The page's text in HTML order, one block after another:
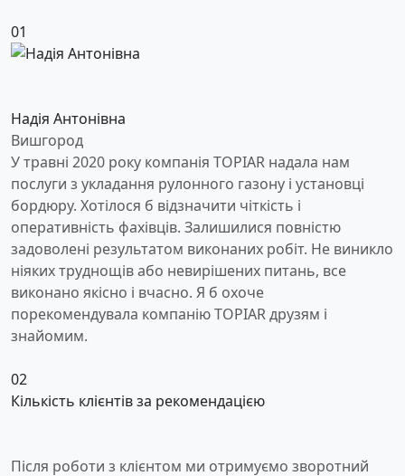
01
Надія Антонівна
Вишгород
У травні 2020 року компанія TOPIAR надала нам
послуги з укладання рулонного газону і установці
бордюру. Хотілося б відзначити чіткість і
оперативність фахівців. Залишилися повністю
задоволені результатом виконаних робіт. Не виникло
ніяких труднощів або невирішених питань, все
виконано якісно і вчасно. Я б охоче
порекомендувала компанію TOPIAR друзям і
знайомим.
02
Кількість клієнтів за рекомендацією
Після роботи з клієнтом ми отримуємо зворотний